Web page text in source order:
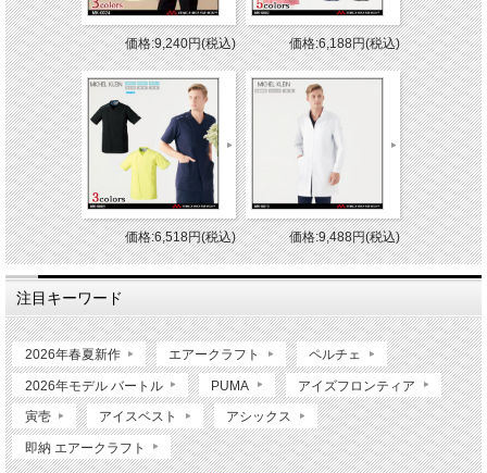
価格:9,240円(税込) 価格:6,188円(税込)
価格:6,518円(税込) 価格:9,488円(税込)
注目キーワード
2026年春夏新作 エアークラフト ペルチェ
2026年モデル バートル PUMA アイズフロンティア
寅壱 アイスベスト アシックス
即納 エアークラフト